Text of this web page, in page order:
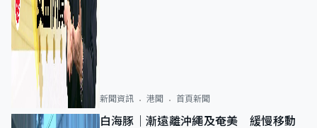
新聞資訊 港聞 首頁新聞
白海豚｜漸遠離沖繩及奄美 緩慢移動